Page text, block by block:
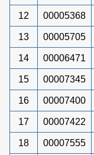
12 00005368
13 00005705
14 00006471
15 00007345
16 00007400
17 00007422
18 00007555